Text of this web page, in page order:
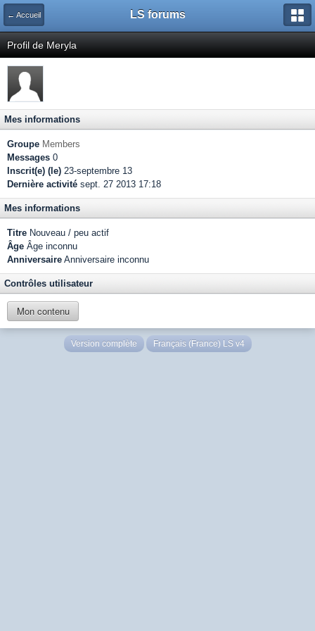
← Accueil LS forums
Profil de Meryla
Mes informations
Groupe Members
Messages 0
Inscrit(e) (le) 23-septembre 13
Dernière activité sept. 27 2013 17:18
Mes informations
Titre Nouveau / peu actif
Âge Âge inconnu
Anniversaire Anniversaire inconnu
Contrôles utilisateur
Mon contenu
Version complète Français (France) LS v4